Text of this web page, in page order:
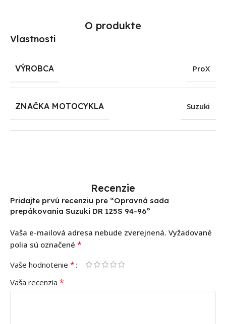
O produkte
Vlastnosti
VÝROBCA ProX
ZNAČKA MOTOCYKLA Suzuki
Recenzie
Pridajte prvú recenziu pre “Opravná sada
prepákovania Suzuki DR 125S 94-96”
Vaša e-mailová adresa nebude zverejnená. Vyžadované
polia sú označené *
Vaše hodnotenie *
Vaša recenzia *